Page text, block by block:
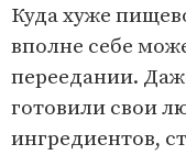
Куда хуже
вполне себе
переедании.
готовили свои
ингредиентов,